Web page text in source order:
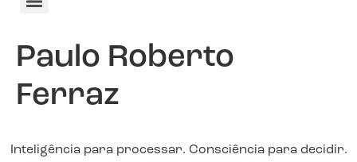
Paulo Roberto
Ferraz
Inteligência para processar. Consciência para decidir.